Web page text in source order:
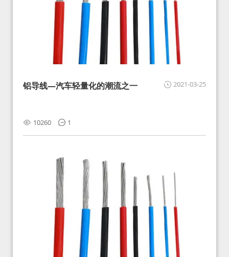
2021-03-25
铝导线—汽车轻量化的潮流之一
10260 1